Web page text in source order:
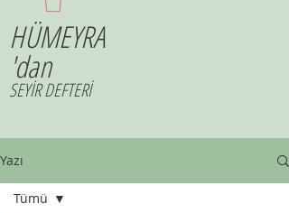
HÜMEYRA
'dan
SEYİR DEFTERİ
Yazı
Tümü